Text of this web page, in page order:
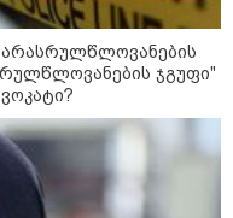
დაზღვევა და
არასრულწლოვანების
ჯგუფი"